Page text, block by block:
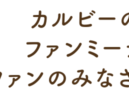
カルビー
ファンミ
ァンのみな